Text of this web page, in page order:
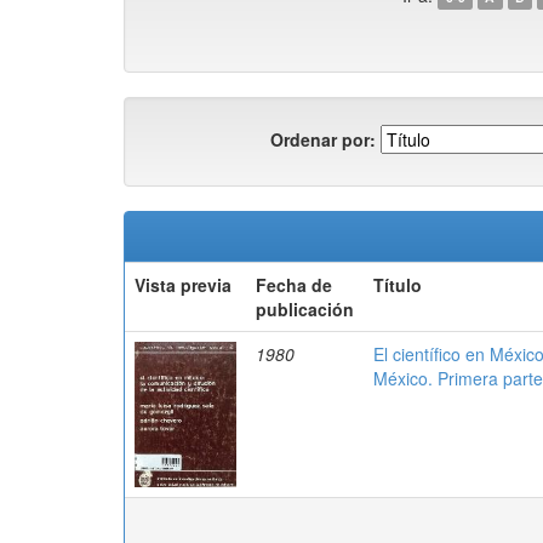
Ordenar por:
Vista previa
Fecha de
publicación
Título
1980
El científico en
México. Primera